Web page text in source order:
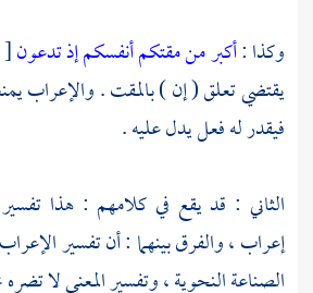
وكذا :أكبر من مقتكم أنفسكم إذ تدعون
يقتضي تعلق ( إن ) بالمقت . والإعراب
فيقدر له فعل يدل عليه .
الثاني : قد يقع في كلامهم : هذا
إعراب ، والفرق بينهما : أن تفسير
الصناعة النحوية ، وتفسير المعنى لا